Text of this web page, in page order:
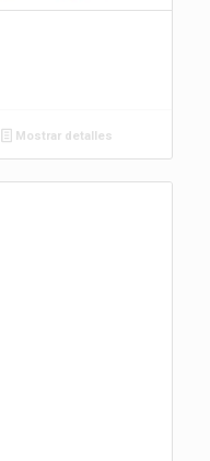
Mostrar detalles